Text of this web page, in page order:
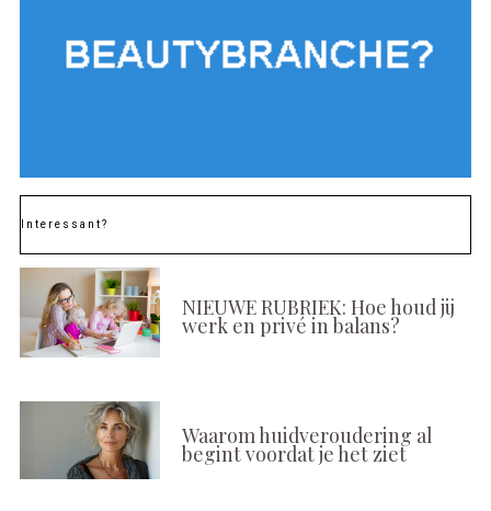
Interessant?
NIEUWE RUBRIEK: Hoe houd jij
werk en privé in balans?
Waarom huidveroudering al
begint voordat je het ziet